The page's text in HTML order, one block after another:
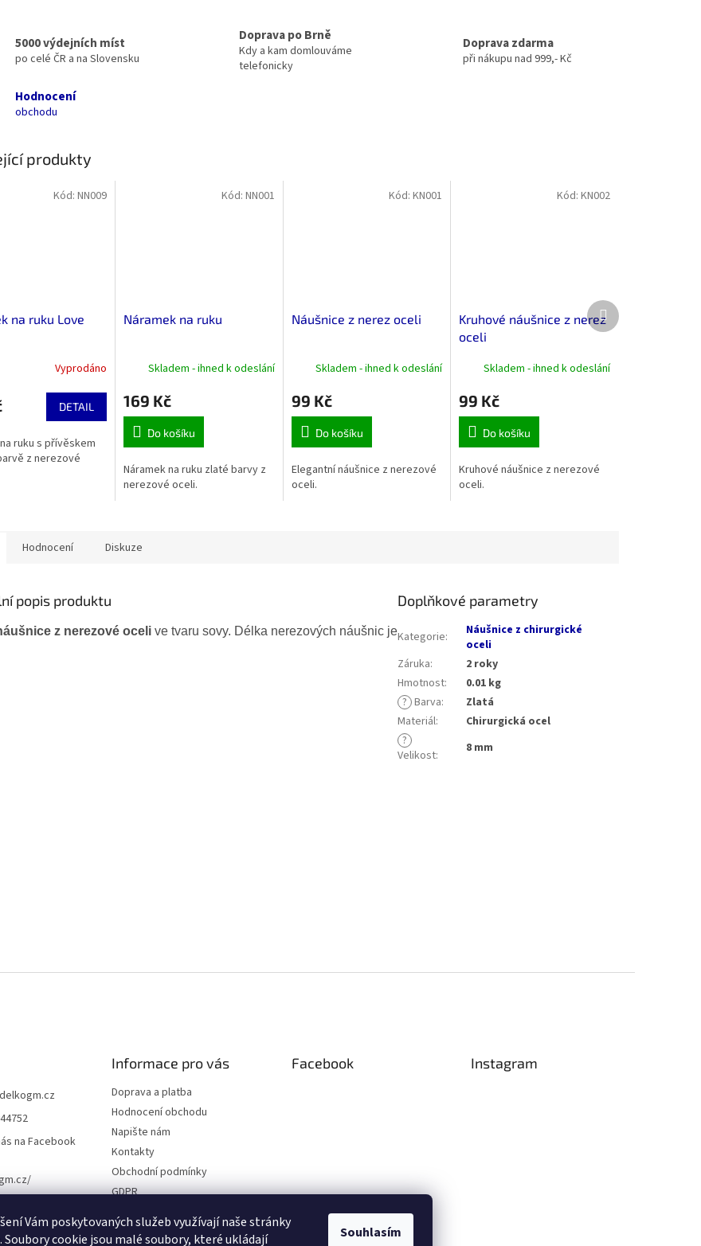
Vám poskytovaných služeb využívají naše stránky
Soubory cookie jsou malé soubory, které ukládají
Souhlasím
5000 výdejních míst
po celé ČR a na Slovensku
Doprava po Brně
Kdy a kam domlouváme
telefonicky
Doprava zdarma
při nákupu nad 999,- Kč
Hodnocení
obchodu
produkty
na ruku Love
Vyprodáno
DETAIL
ruku s přívěskem
z nerezové
Kód: NN009
Náramek na ruku
Skladem - ihned k odeslání
169 Kč
Do košíku
Náramek na ruku zlaté barvy z
nerezové oceli.
Kód: NN001
Náušnice z nerez oceli
Skladem - ihned k odeslání
99 Kč
Do košíku
Elegantní náušnice z nerezové
oceli.
Kód:KN001
Kruhové náušnice z nerez
oceli
Skladem - ihned k odeslání
99 Kč
Do košíku
Kruhové náušnice z nerezové
oceli.
Kód: KN002
Další
produkt
Hodnocení Diskuze
popis produktu
z nerezové oceli ve tvaru sovy. Délka nerezových náušnic je
Doplňkové parametry
Kategorie:
Náušnice z chirurgické
oceli
Záruka:
2 roky
Hmotnost:
0.01 kg
? Barva:
Zlatá
Materiál:
Chirurgická ocel
?
Velikost: 8 mm
na Facebook
Informace pro vás
Doprava a platba
Hodnocení obchodu
Napište nám
Kontakty
Obchodní podmínky
GDPR
Facebook Instagram